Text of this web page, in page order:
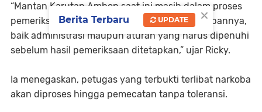
“Mantan Karutan Ambon saat ini masih dalam proses
pemeriksaan di kantor pusat. Semua ada tahapannya,
baik administrasi maupun aturan yang harus dipenuhi
sebelum hasil pemeriksaan ditetapkan,” ujar Ricky.
Ia menegaskan, petugas yang terbukti terlibat narkoba
akan diproses hingga pemecatan tanpa toleransi.
×
Berita Terbaru UPDATE